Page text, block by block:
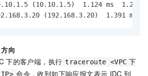
(10.10.1.5)  1.124 ms
(192.168.3.20)  1.391 ms
方向
下的客户端，执行 traceroute <VPC 下
IP> 命令，收到如下响应报文表示 IDC 到